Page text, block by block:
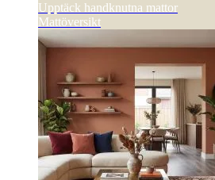
Upptäck handknutna mattor
Mattöversikt